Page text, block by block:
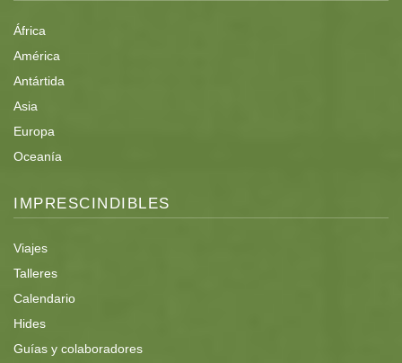
África
América
Antártida
Asia
Europa
Oceanía
IMPRESCINDIBLES
Viajes
Talleres
Calendario
Hides
Guías y colaboradores